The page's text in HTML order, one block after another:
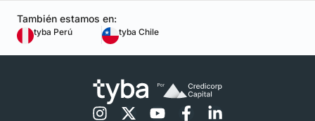
También estamos en:
tyba Perú tyba Chile